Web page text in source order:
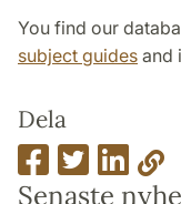
You find our
subject guides and
Dela
Senaste